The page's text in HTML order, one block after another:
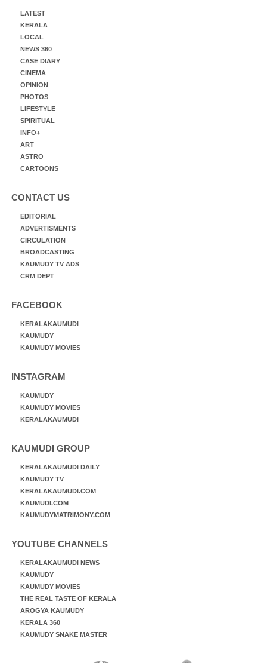
LATEST
KERALA
LOCAL
NEWS 360
CASE DIARY
CINEMA
OPINION
PHOTOS
LIFESTYLE
SPIRITUAL
INFO+
ART
ASTRO
CARTOONS
CONTACT US
EDITORIAL
ADVERTISMENTS
CIRCULATION
BROADCASTING
KAUMUDY TV ADS
CRM DEPT
FACEBOOK
KERALAKAUMUDI
KAUMUDY
KAUMUDY MOVIES
INSTAGRAM
KAUMUDY
KAUMUDY MOVIES
KERALAKAUMUDI
KAUMUDI GROUP
KERALAKAUMUDI DAILY
KAUMUDY TV
KERALAKAUMUDI.COM
KAUMUDI.COM
KAUMUDYMATRIMONY.COM
YOUTUBE CHANNELS
KERALAKAUMUDI NEWS
KAUMUDY
KAUMUDY MOVIES
THE REAL TASTE OF KERALA
AROGYA KAUMUDY
KERALA 360
KAUMUDY SNAKE MASTER